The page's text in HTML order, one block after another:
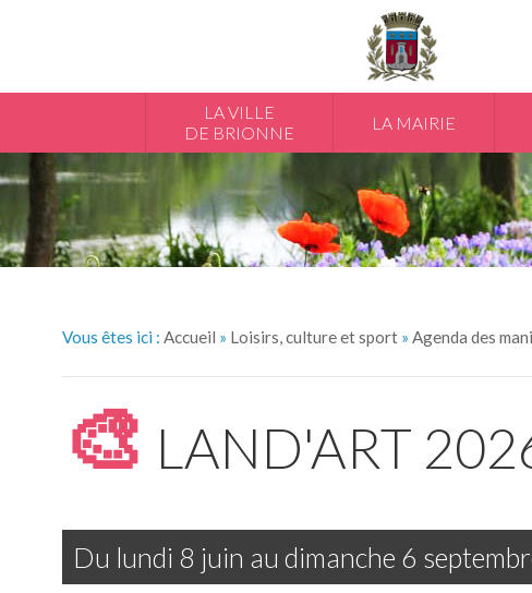
LA VILLE
DE BRIONNE
LA MAIRIE
Vous êtes ici : Accueil » Loisirs, culture et sport» Agenda des
🎨 LAND'ART
Du lundi 8 juin au dimanche 6